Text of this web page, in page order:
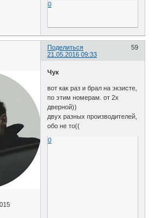
0
Поделиться
59
21.05.2016 09:33
Чук
вот как раз и брал на экзисте,
по этим номерам. от 2х
дверной))
двух разных производителей,
обо не то((
0